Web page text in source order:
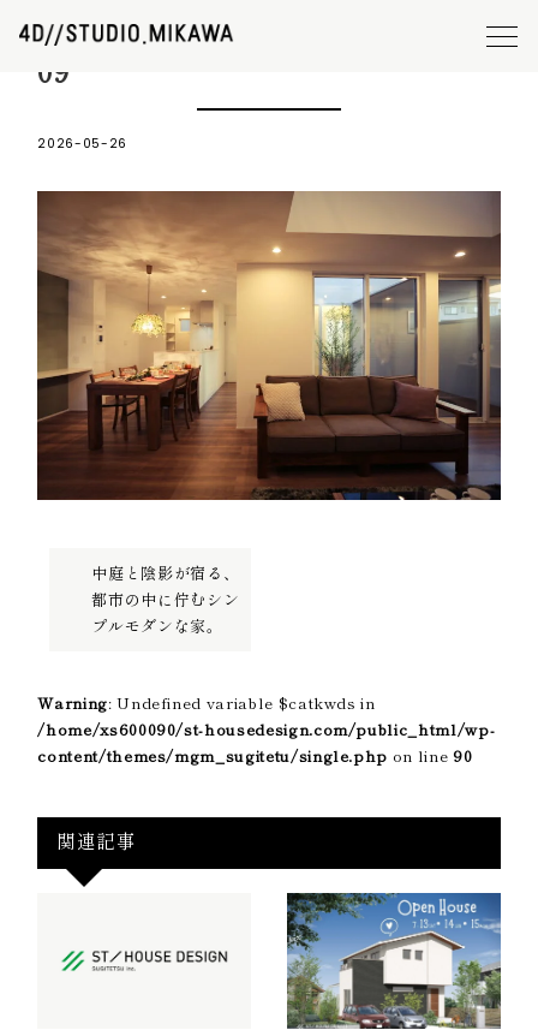
#094 koto-toki by 4D_STUDIO
09
2026-05-26
中庭と陰影が宿る、
都市の中に佇むシン
プルモダンな家。
Warning: Undefined variable $catkwds in
/home/xs600090/st-housedesign.com/public_html/wp-
content/themes/mgm_sugitetu/single.php on line 90
関連記事